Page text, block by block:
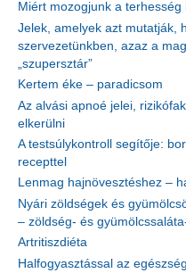
Miért mozogjunk a terhesség
Jelek, amelyek azt mutatják,
szervezetünkben, azaz a
„szupersztár”
Kertem éke – paradicsom
Az alvási apnoé jelei,
elkerülni
A testsúlykontroll segítője:
recepttel
Lenmag hajnövesztéshez –
Nyári zöldségek és
– zöldség- és
Artritiszdiéta
Halfogyasztással az